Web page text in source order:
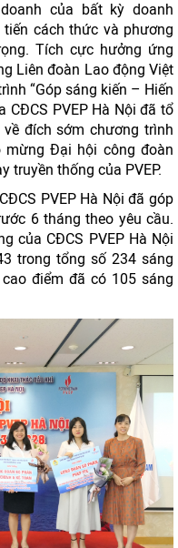
của bất kỳ doanh
cách thức và phương
Tích cực hưởng ứng
Liên đoàn Lao động Việt
“Góp sáng kiến – Hiến
CĐCS PVEP Hà Nội đã tổ
đích sớm chương trình
mừng Đại hội công đoàn
truyền thống của PVEP.
PVEP Hà Nội đã góp
6 tháng theo yêu cầu.
của CĐCS PVEP Hà Nội
trong tổng số 234 sáng
điểm đã có 105 sáng